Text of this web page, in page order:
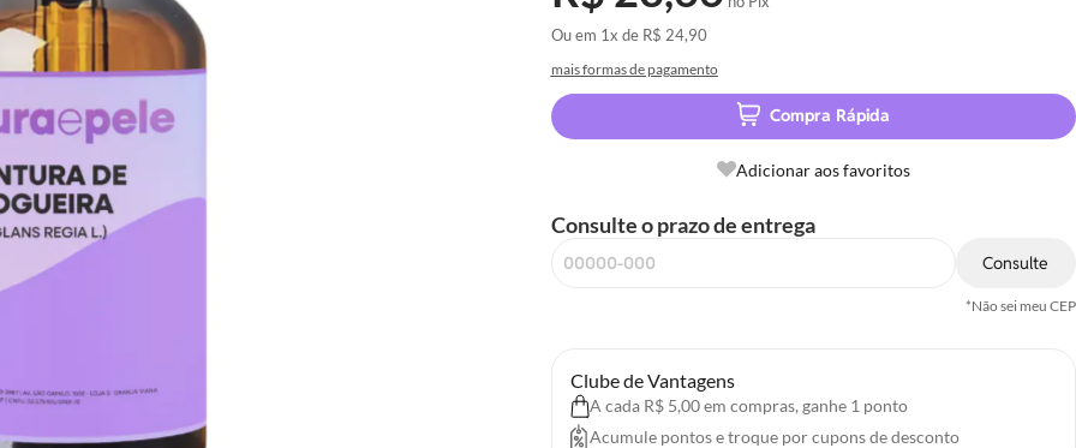
Ou em 1x de R$ 24,90
mais formas de pagamento
Compra Rápida
Adicionar aos favoritos
Consulte o prazo de entrega
Consulte
*Não sei meu CEP
Clube de Vantagens
A cada R$ 5,00 em compras, ganhe 1 ponto
Acumule pontos e troque por cupons de desconto